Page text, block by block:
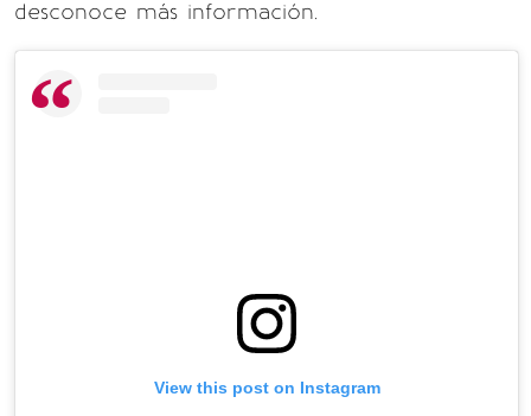
desconoce más información.
View this post on Instagram